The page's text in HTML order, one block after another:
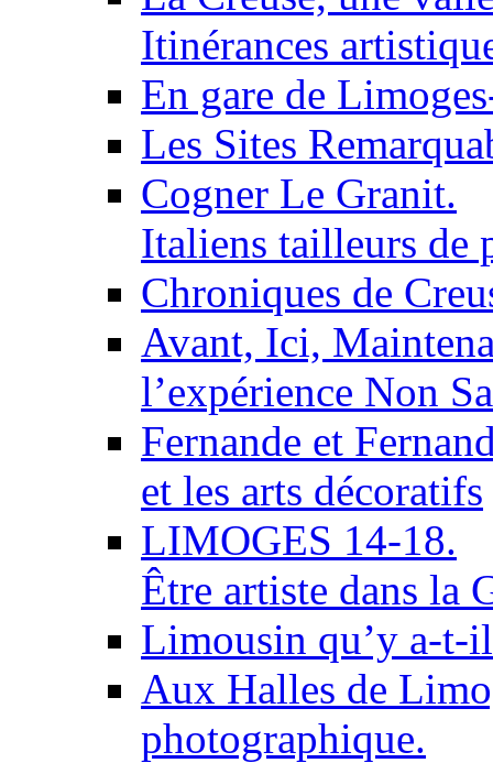
Itinérances
En gare de
Les Sites
Cogner Le Granit.
Italiens tailleurs de
Chroniques de
Avant, Ici,
l’expérience Non
Fernande et
et les arts décoratifs
LIMOGES 14-18.
Être artiste dans la
Limousin qu’y a-t-
Aux Halles de
photographique.